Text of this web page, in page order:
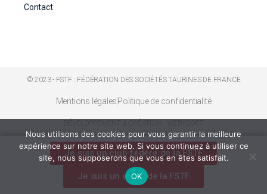
Contact
© 2023 - FSTF : FÉDÉRATION DES SOCIÉTÉS TAURINES DE FRANCE
Mentions légales Politique de confidentialité
Je suis un club fédéré de la FSTF
Je suis un socio de la FSTF
Nous utilisons des cookies pour vous garantir la meilleure
expérience sur notre site web. Si vous continuez à utiliser ce
site, nous supposerons que vous en êtes satisfait.
OK